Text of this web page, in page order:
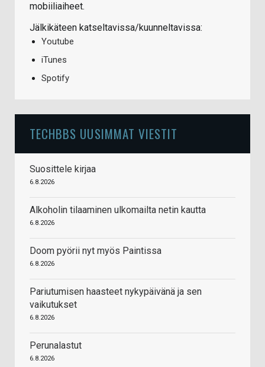
mobiiliaiheet.
Jälkikäteen katseltavissa/kuunneltavissa:
Youtube
iTunes
Spotify
TECHBBS UUSIMMAT VIESTIT
Suosittele kirjaa
6.8.2026
Alkoholin tilaaminen ulkomailta netin kautta
6.8.2026
Doom pyörii nyt myös Paintissa
6.8.2026
Pariutumisen haasteet nykypäivänä ja sen
vaikutukset
6.8.2026
Perunalastut
6.8.2026